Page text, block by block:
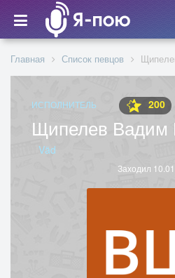
Главная Список певцов
ИСПОЛНИТЕЛЬ 200
Щипелев Вадим
Väd
Заходил